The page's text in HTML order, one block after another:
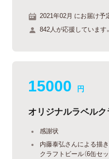
2021年02月 にお届け予
842人が応援しています。
15000 円
オリジナルラベル
感謝状
内藤泰弘さんによる描
クラフトビール（6缶セッ